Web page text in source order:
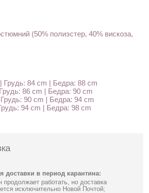
(50% полиэстер, 40% вискоза,
Грудь: 84 cm | Бедра: 88 cm
86 cm | Бедра: 90 cm
90 cm | Бедра: 94 cm
94 cm | Бедра: 98 cm
доставки в период карантина:
продолжает работать, но доставка
исключительно Новой Почтой;